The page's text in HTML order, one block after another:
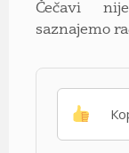
Čečavi
saznajemo